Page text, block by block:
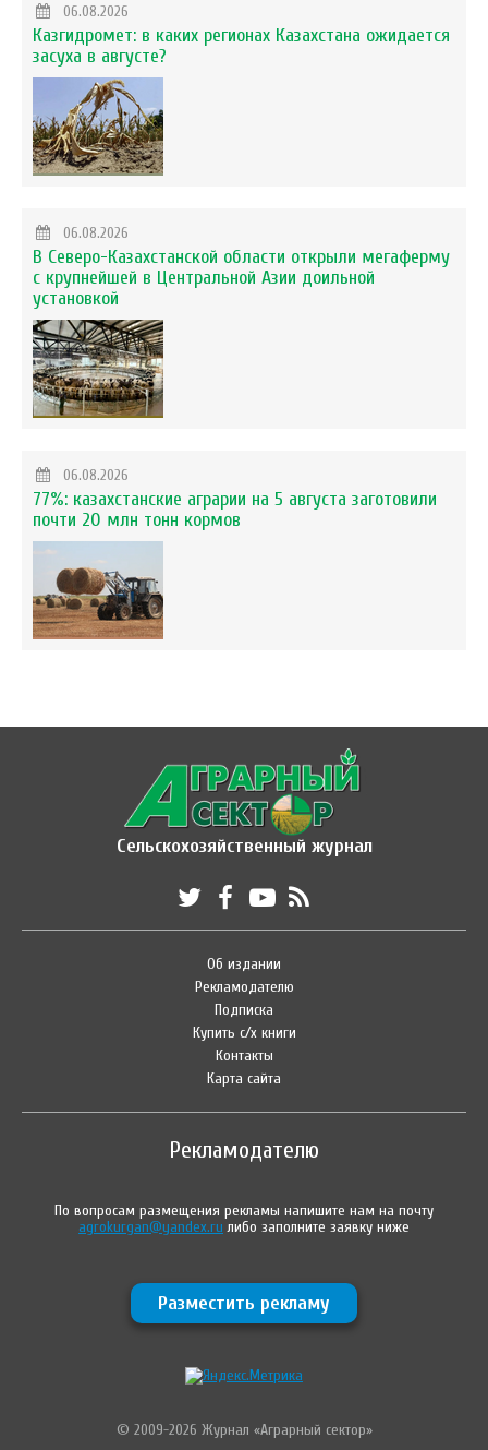
06.08.2026
Казгидромет: в каких регионах Казахстана ожидается
засуха в августе?
06.08.2026
В Северо-Казахстанской области открыли мегаферму
с крупнейшей в Центральной Азии доильной
установкой
06.08.2026
77%: казахстанские аграрии на 5 августа заготовили
почти 20 млн тонн кормов
Сельскохозяйственный журнал
Об издании
Рекламодателю
Подписка
Купить с/х книги
Контакты
Карта сайта
Рекламодателю
По вопросам размещения рекламы напишите нам на почту
agrokurgan@yandex.ru либо заполните заявку ниже
Разместить рекламу
© 2009-2026 Журнал «Аграрный сектор»